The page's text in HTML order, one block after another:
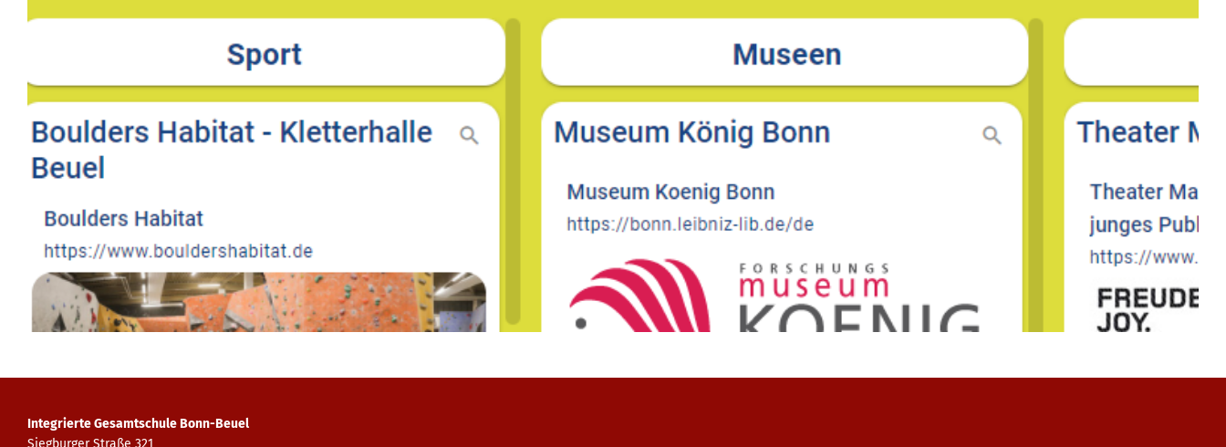
Integrierte Gesamtschule Bonn-Beuel